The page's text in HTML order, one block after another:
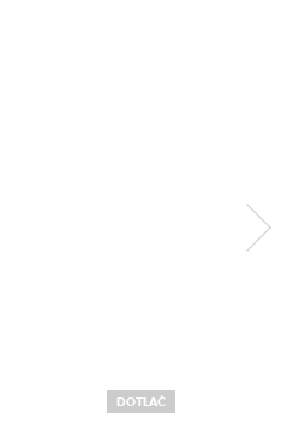
DOTLAČ